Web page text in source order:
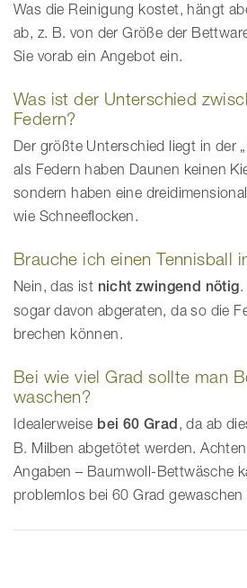
Was die Reinigung kostet, hängt
ab, z. B. von der Größe der
Sie vorab ein Angebot ein.
Was ist der Unterschied
Federn?
Der größte Unterschied liegt in der
als Federn haben Daunen keinen
sondern haben eine
wie Schneeflocken.
Brauche ich einen Tennisball
Nein, das ist nicht zwingend nötig
sogar davon abgeraten, da so die
brechen können.
Bei wie viel Grad sollte man
waschen?
Idealerweise bei 60 Grad , da ab
B. Milben abgetötet werden.
Angaben – Baumwoll-Bettwäsche
problemlos bei 60 Grad gewaschen